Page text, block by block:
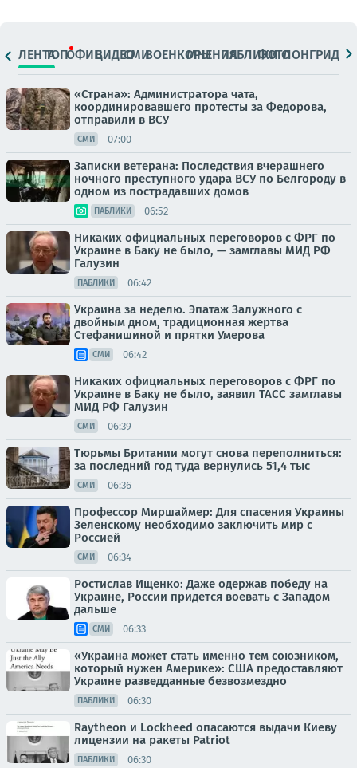
ЛЕНТАТОПОФИЦ.ВИДЕОСМИВОЕНКОРЫМНЕНИЯПАБЛИКИ
ФОТОЛОНГРИДЫ
«Страна»: Администратора чата,
координировавшего протесты за Федорова,
отправили в ВСУ
СМИ 07:00
Записки ветерана: Последствия вчерашнего
ночного преступного удара ВСУ по Белгороду в
одном из пострадавших домов
ПАБЛИКИ 06:52
Никаких официальных переговоров с ФРГ по
Украине в Баку не было, — замглавы МИД РФ
Галузин
ПАБЛИКИ 06:42
Украина за неделю. Эпатаж Залужного с
двойным дном, традиционная жертва
Стефанишиной и прятки Умерова
СМИ 06:42
Никаких официальных переговоров с ФРГ по
Украине в Баку не было, заявил ТАСС замглавы
МИД РФ Галузин
СМИ 06:39
Тюрьмы Британии могут снова переполниться:
за последний год туда вернулись 51,4 тыс
СМИ 06:36
Профессор Миршаймер: Для спасения Украины
Зеленскому необходимо заключить мир с
Россией
СМИ 06:34
Ростислав Ищенко: Даже одержав победу на
Украине, России придется воевать с Западом
дальше
СМИ 06:33
«Украина может стать именно тем союзником,
который нужен Америке»: США предоставляют
Украине разведданные безвозмездно
ПАБЛИКИ 06:30
Raytheon и Lockheed опасаются выдачи Киеву
лицензии на ракеты Patriot
ПАБЛИКИ 06:30